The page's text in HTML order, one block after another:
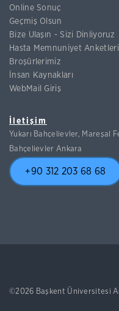
Online Sonuç
Geçmiş Olsun
Bize Ulaşın - Sizi Dinliyoruz
Hasta Memnuniyet Anketleri
Broşürlerimiz
İnsan Kaynakları
WebMail Giriş
İletişim
Yukarı Bahçelievler, Mareşal
Bahçelievler Ankara
+90 312 203 68 68
©2026 Başkent Üniversitesi